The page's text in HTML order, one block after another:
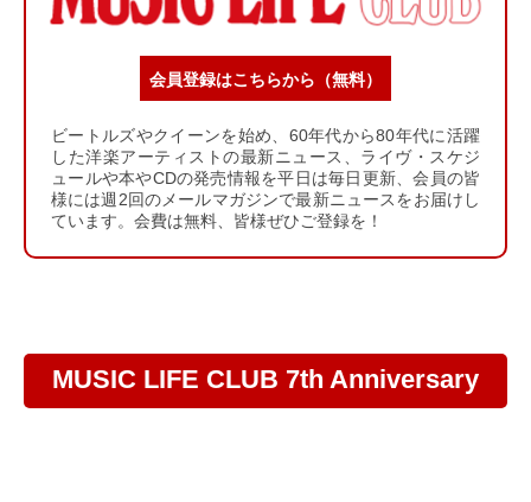
会員登録はこちらから（無料）
ビートルズやクイーンを始め、60年代から80年代に活躍
した洋楽アーティストの最新ニュース、ライヴ・スケジ
ュールや本やCDの発売情報を平日は毎日更新、会員の皆
様には週2回のメールマガジンで最新ニュースをお届けし
ています。会費は無料、皆様ぜひご登録を！
MUSIC LIFE CLUB 7th Anniversary